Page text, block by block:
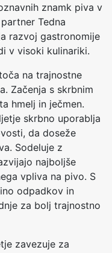
znamk piva v
Tedna
razvoj gastronomije
v visoki kulinariki.
na trajnostne
Začenja s skrbnim
hmelj in ječmen.
skrbno uporablja
da doseže
Sodeluje z
najboljše
vpliva na pivo. S
odpadkov in
za bolj trajnostno
zavezuje za